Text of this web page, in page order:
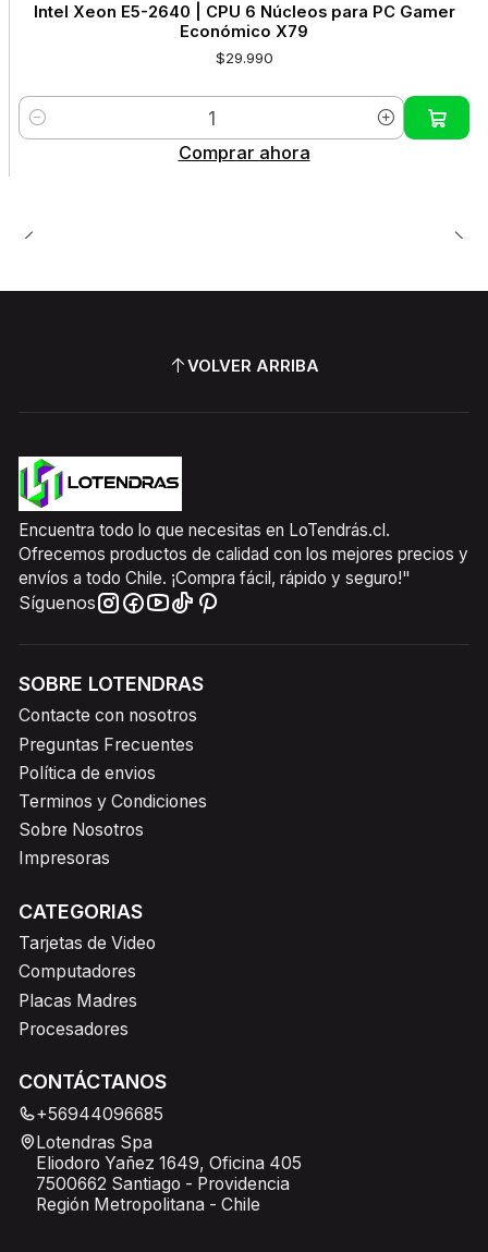
Intel Xeon E5-2640 | CPU 6 Núcleos para PC Gamer
Económico X79
$29.990
Cantidad
Comprar ahora
VOLVER ARRIBA
Encuentra todo lo que necesitas en LoTendrás.cl.
Ofrecemos productos de calidad con los mejores precios y
envíos a todo Chile. ¡Compra fácil, rápido y seguro!"
Síguenos
SOBRE LOTENDRAS
Contacte con nosotros
Preguntas Frecuentes
Política de envios
Terminos y Condiciones
Sobre Nosotros
Impresoras
CATEGORIAS
Tarjetas de Video
Computadores
Placas Madres
Procesadores
CONTÁCTANOS
+56944096685
Lotendras Spa
Eliodoro Yañez 1649, Oficina 405
7500662 Santiago - Providencia
Región Metropolitana - Chile